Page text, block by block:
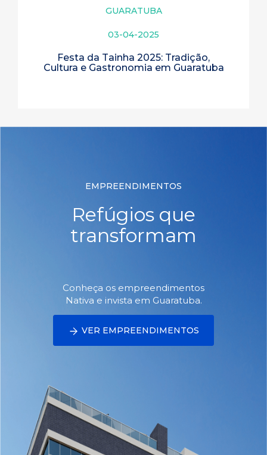
GUARATUBA
03-04-2025
Festa da Tainha 2025: Tradição,
Cultura e Gastronomia em Guaratuba
EMPREENDIMENTOS
Refúgios que
transformam
Conheça os empreendimentos
Nativa e invista em Guaratuba.
VER EMPREENDIMENTOS